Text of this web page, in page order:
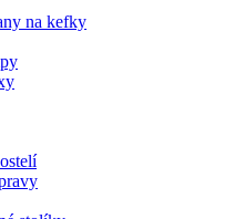
na kefky